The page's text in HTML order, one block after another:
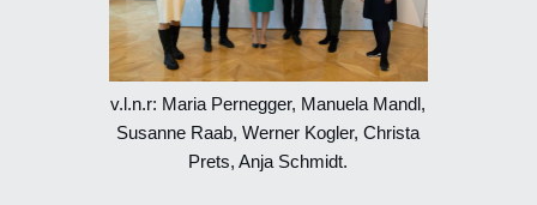
v.l.n.r: Maria Pernegger, Manuela Mandl,
Susanne Raab, Werner Kogler, Christa
Prets, Anja Schmidt.